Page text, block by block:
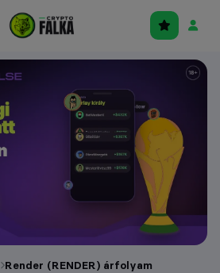
Render (RENDER) árfolyam